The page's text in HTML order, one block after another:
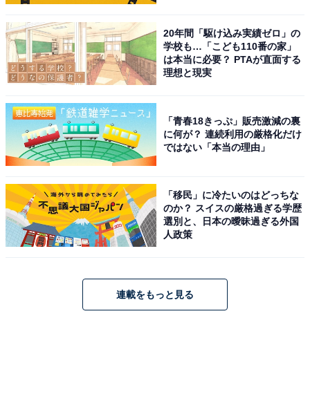
20年間「駆け込み実績ゼロ」の
学校も…「こども110番の家」
は本当に必要？ PTAが直面する
理想と現実
「青春18きっぷ」販売激減の裏
に何が？ 連続利用の厳格化だけ
ではない「本当の理由」
「移民」に冷たいのはどっちな
のか？ スイスの厳格過ぎる学歴
選別と、日本の曖昧過ぎる外国
人政策
連載をもっと見る